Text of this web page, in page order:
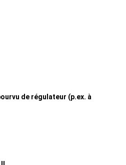
de régulateur (p.ex. à